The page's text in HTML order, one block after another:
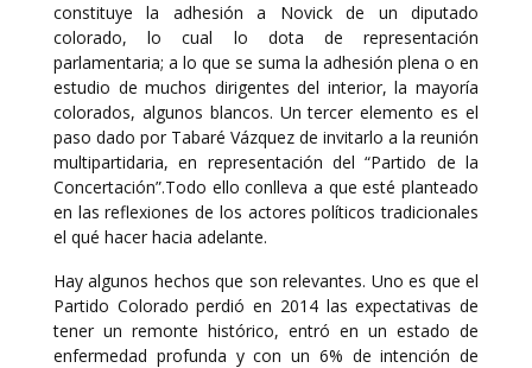
constituye la adhesión a Novick de un diputado
colorado, lo cual lo dota de representación
parlamentaria; a lo que se suma la adhesión plena o en
estudio de muchos dirigentes del interior, la mayoría
colorados, algunos blancos. Un tercer elemento es el
paso dado por Tabaré Vázquez de invitarlo a la reunión
multipartidaria, en representación del “Partido de la
Concertación”.Todo ello conlleva a que esté planteado
en las reflexiones de los actores políticos tradicionales
el qué hacer hacia adelante.
Hay algunos hechos que son relevantes. Uno es que el
Partido Colorado perdió en 2014 las expectativas de
tener un remonte histórico, entró en un estado de
enfermedad profunda y con un 6% de intención de